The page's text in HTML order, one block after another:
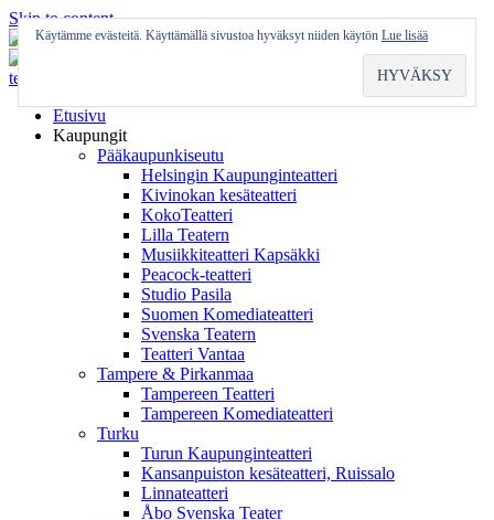
Skip to content
Etusivu
Kaupungit
Pääkaupunkiseutu
Helsingin Kaupunginteatteri
Kivinokan kesäteatteri
KokoTeatteri
Lilla Teatern
Musiikkiteatteri Kapsäkki
Peacock-teatteri
Studio Pasila
Suomen Komediateatteri
Svenska Teatern
Teatteri Vantaa
Tampere & Pirkanmaa
Tampereen Teatteri
Tampereen Komediateatteri
Turku
Turun Kaupunginteatteri
Kansanpuiston kesäteatteri, Ruissalo
Linnateatteri
Åbo Svenska Teater
Käytämme evästeitä. Käyttämällä sivustoa hyväksyt niiden käytön Lue lisää